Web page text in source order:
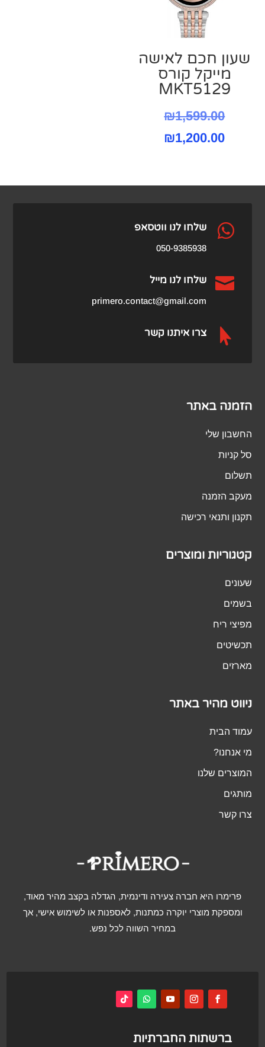
שעון חכם לאישה
מייקל קורס
MKT5129
₪1,599.00
המחיר
₪1,200.00
 שלחו לנו ווטסאפ
050-9385938
 שלחו לנו מייל
primero.contact@gmail.com
 צרו איתנו קשר
הזמנה באתר
החשבון שלי
סל קניות
תשלום
מעקב הזמנה
תקנון ותנאי רכישה
קטגוריות ומוצרים
שעונים
בשמים
מפיצי ריח
תכשיטים
מארזים
ניווט מהיר באתר
עמוד הבית
מי אנחנו?
המוצרים שלנו
מותגים
צרו קשר
פרימרו היא חברה צעירה ודינמית, הגדלה בקצב מהיר מאוד,
ומספקת מוצרי יוקרה כמתנות, לאספנות או לשימוש אישי, אך
במחיר השווה לכל נפש.
ברשתות החברתיות